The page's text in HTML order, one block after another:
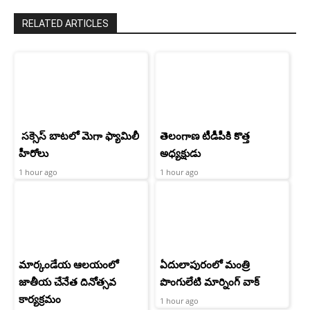
RELATED ARTICLES
సక్సెస్ బాటలో మెగా ఫ్యామిలీ
హీరోలు
1 hour ago
తెలంగాణ టీడీపీకి కొత్త
అధ్యక్షుడు
1 hour ago
మార్కండేయ ఆలయంలో
జాతీయ చేనేత దినోత్సవ
కార్యక్రమం
ఏదులాపురంలో మంత్రి
పొంగులేటి మార్నింగ్ వాక్
1 hour ago